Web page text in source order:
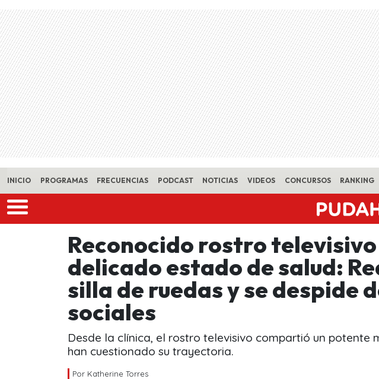
Skip to main content
INICIO PROGRAMAS FRECUENCIAS PODCAST NOTICIAS VIDEOS CONCURSOS RANKING
Reconocido rostro televisivo
delicado estado de salud:
silla de ruedas y se despide
sociales
Desde la clínica, el rostro televisivo compartió un potente
han cuestionado su trayectoria.
Por Katherine Torres